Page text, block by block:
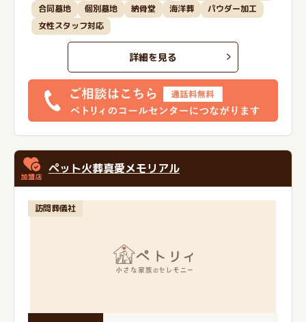
合同墓地 個別墓地 納骨堂 海洋葬
パウダー加工
女性スタッフ対応
詳細を見る
ペット火葬真愛メモリアル
訪問葬儀社